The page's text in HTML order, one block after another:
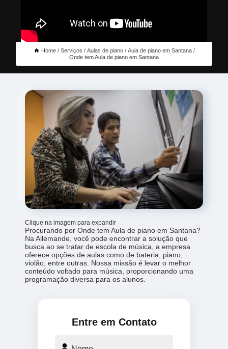
Home Serviços Aulas de piano
Aula de piano em Santana
Onde tem Aula de piano em Santana
Clique na imagem para expandir
Procurando por Onde tem Aula de piano em Santana?
Na Allemande, você pode encontrar a solução que
busca ao se tratar de escola de música, a empresa
oferece opções de aulas como de bateria, piano,
violão, entre outras. Nossa missão é levar o melhor
conteúdo voltado para música, proporcionando uma
programação diversa para os alunos.
Entre em Contato